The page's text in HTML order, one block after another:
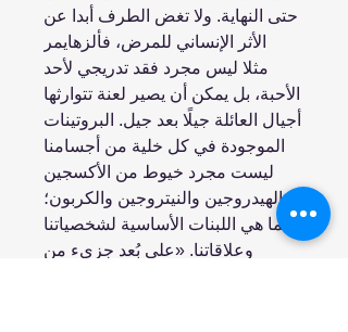
حتى النهاية. ولا تغض الطرف أبدا عن
الأثر الإنساني للمرض، فألزهايمر
مثلا ليس مجرد فقد تدريجي لأحد
الأحبة، بل يمكن أن يصير لعنة تتوارثها
أجيال العائلة جيلًا بعد جيل. البروتينات
الموجودة في كل خلية من أجسامنا
ليست مجرد خيوط من الأكسجين
والهيدروجين والنيتروجين والكربون؛
إنما هي اللبنات الأساسية لشخصياتنا
وعلاقاتنا. «على بُعد جزيء من